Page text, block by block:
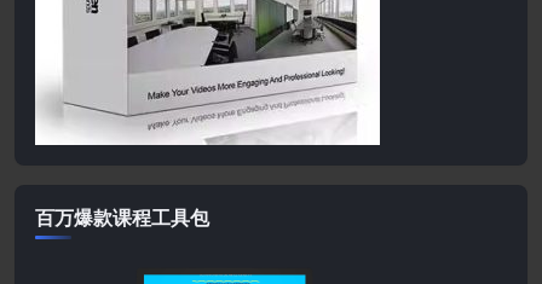
百万爆款课程工具包